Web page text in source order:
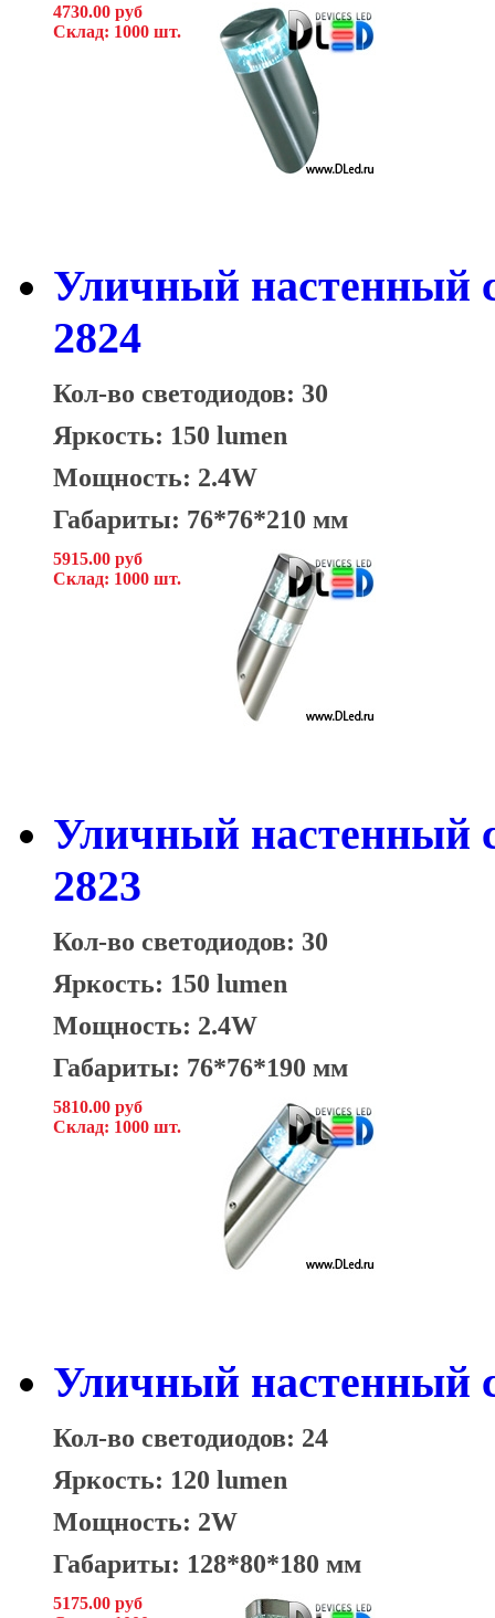
4730.00 руб
Склад: 1000 шт.
Уличный настенный
2824
Кол-во светодиодов: 30
Яркость: 150 lumen
Мощность: 2.4W
Габариты: 76*76*210 мм
5915.00 руб
Склад: 1000 шт.
Уличный настенный
2823
Кол-во светодиодов: 30
Яркость: 150 lumen
Мощность: 2.4W
Габариты: 76*76*190 мм
5810.00 руб
Склад: 1000 шт.
Уличный настенный
Кол-во светодиодов: 24
Яркость: 120 lumen
Мощность: 2W
Габариты: 128*80*180 мм
5175.00 руб